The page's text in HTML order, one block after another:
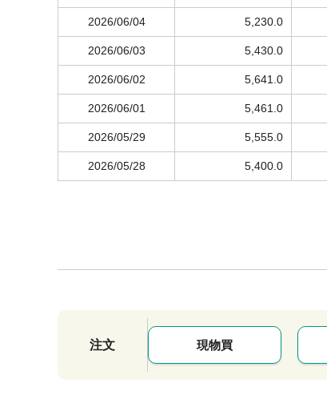
2026/06/04 5,230.0
2026/06/03 5,430.0
2026/06/02 5,641.0
2026/06/01 5,461.0
2026/05/29 5,555.0
2026/05/28 5,400.0
注文 現物買